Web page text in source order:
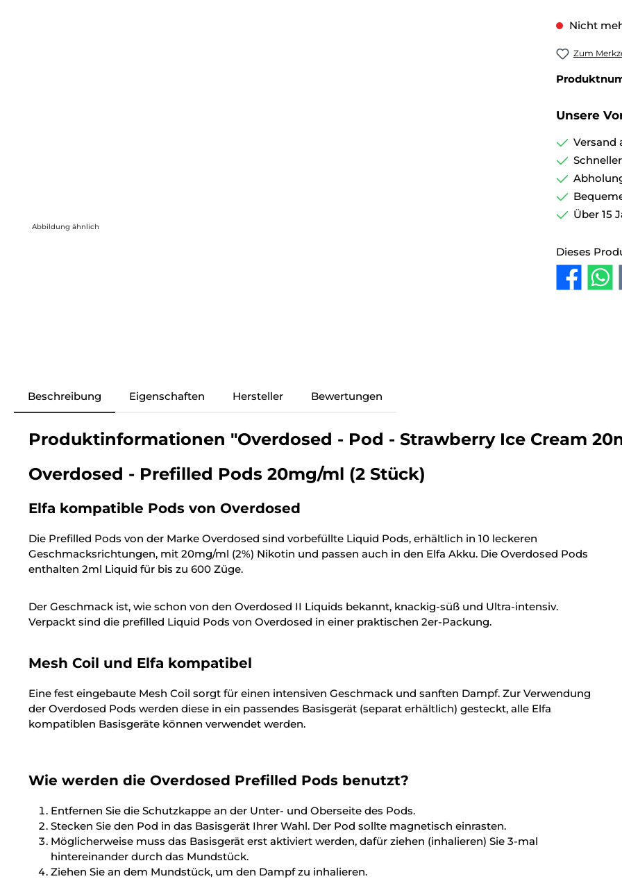
Abbildung ähnlich
Nicht
Zum
Unsere
Versand
Über 15
Dieses
Beschreibung Eigenschaften Hersteller Bewertungen
Produktinformationen "Overdosed - Pod - Strawberry Ice Cream
Overdosed - Prefilled Pods 20mg/ml (2 Stück)
Elfa kompatible Pods von Overdosed
Die Prefilled Pods von der Marke Overdosed sind vorbefüllte Liquid Pods, erhältlich in 10 leckeren
Geschmacksrichtungen, mit 20mg/ml (2%) Nikotin und passen auch in den Elfa Akku. Die Overdosed Pods
enthalten 2ml Liquid für bis zu 600 Züge.
Der Geschmack ist, wie schon von den Overdosed II Liquids bekannt, knackig-süß und Ultra-intensiv.
Verpackt sind die prefilled Liquid Pods von Overdosed in einer praktischen 2er-Packung.
Mesh Coil und Elfa kompatibel
Eine fest eingebaute Mesh Coil sorgt für einen intensiven Geschmack und sanften Dampf. Zur Verwendung
der Overdosed Pods werden diese in ein passendes Basisgerät (separat erhältlich) gesteckt, alle Elfa
kompatiblen Basisgeräte können verwendet werden.
Wie werden die Overdosed Prefilled Pods benutzt?
Entfernen Sie die Schutzkappe an der Unter- und Oberseite des Pods.
Stecken Sie den Pod in das Basisgerät Ihrer Wahl. Der Pod sollte magnetisch einrasten.
Möglicherweise muss das Basisgerät erst aktiviert werden, dafür ziehen (inhalieren) Sie 3-mal
hintereinander durch das Mundstück.
Ziehen Sie an dem Mundstück, um den Dampf zu inhalieren.